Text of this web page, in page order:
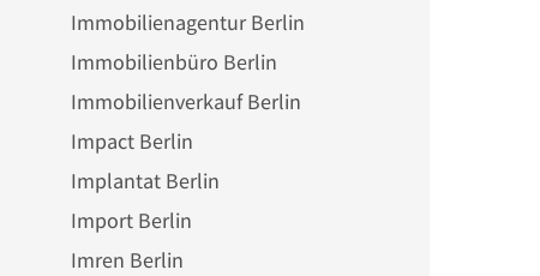
Immobilienagentur Berlin
Immobilienbüro Berlin
Immobilienverkauf Berlin
Impact Berlin
Implantat Berlin
Import Berlin
Imren Berlin